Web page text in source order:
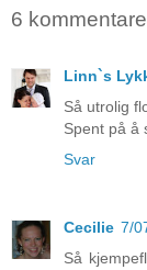
6
Linn`s
Så utrolig
Spent på å
Svar
Cecilie 7/
Så